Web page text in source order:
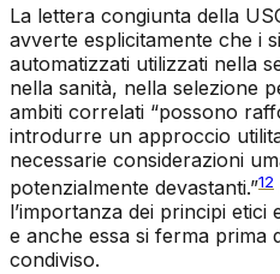
La lettera congiunta della
avverte esplicitamente che i
automatizzati utilizzati nella
nella sanità, nella selezione
ambiti correlati “possono
introdurre un approccio
necessarie considerazioni
potenzialmente devastanti.”12
l’importanza dei principi
e anche essa si ferma prima
condiviso.